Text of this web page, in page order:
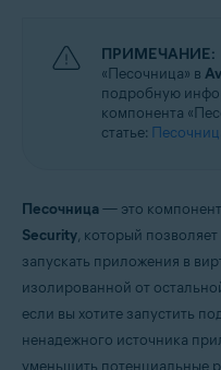
Операционные системы:
ПРИМЕЧАНИЕ:
«Песочница» в
подробную
компонента
статье:
Песочница— это
Security, который
запускать приложения в
изолированной от
если вы хотите запустить
ненадежного источника
уменьшить потенциальные